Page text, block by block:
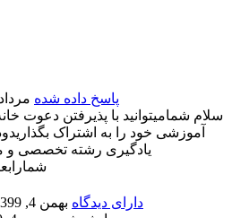
پاسخ داده شده مرداد 24, 1396
سلام شمامیتوانید با پذیرفتن دعوت
آموزشی خود را به اشتراک
یادگیری رشته تخصصی و
دارای دیدگاه بهمن 4, 1399